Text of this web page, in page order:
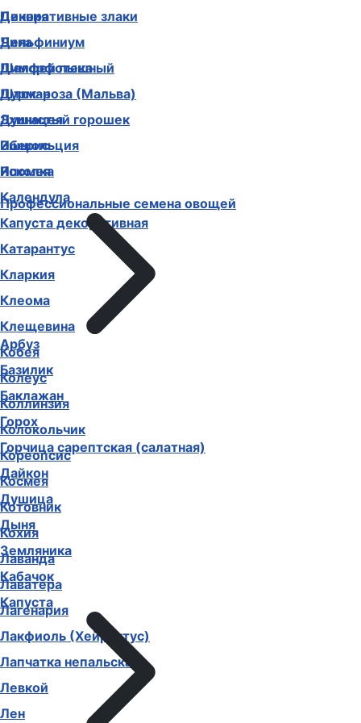
Декоративные злаки
Дельфиниум
Диморфотека
Дурман
Душистый горошек
Иберис
Ипомея
Календула
Капуста декоративная
Катарантус
Кларкия
Клеома
Клещевина
Кобея
Колеус
Коллинзия
Колокольчик
Кореопсис
Космея
Котовник
Кохия
Лаванда
Лаватера
Лагенария
Лакфиоль (Хейрантус)
Лапчатка непальская
Левкой
Лен
Цинния
Чина
Шалфей пышный
Шток-роза (Мальва)
Эхинацея
Эшшольция
Ясколка
Профессиональные семена овощей
Арбуз
Базилик
Баклажан
Горох
Горчица сарептская (салатная)
Дайкон
Душица
Дыня
Земляника
Кабачок
Капуста